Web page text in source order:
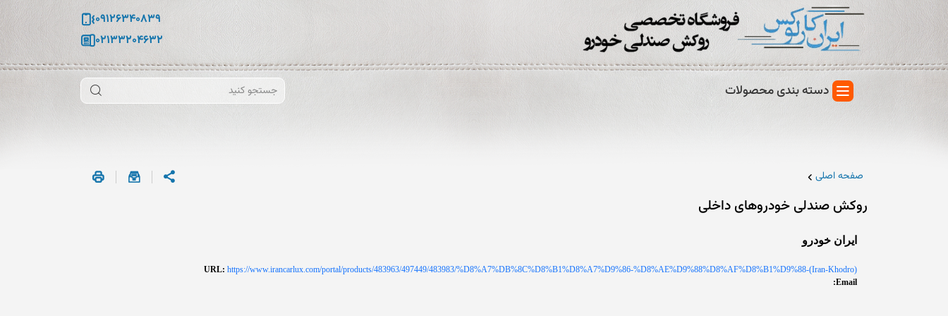
09126340839
02133204632
دسته بندی محصولات
صفحه اصلی
روکش صندلی خودروهای داخلی
ایران خودرو
URL: https://www.irancarlux.com/portal/products/483963/497449/483983/%D8%A7%DB%8C%D8%B1%D8%A7%D9%86-%D8%AE%D9%88%D8%AF%D8%B1%D9%88-(Iran-Khodro)
Email: